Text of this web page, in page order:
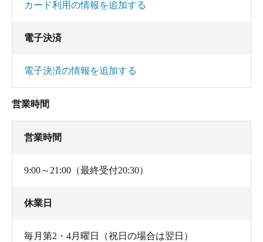
カード利用の情報を追加する
電子決済
電子決済の情報を追加する
営業時間
営業時間
9:00～21:00（最終受付20:30）
休業日
毎月第2・4月曜日（祝日の場合は翌日）